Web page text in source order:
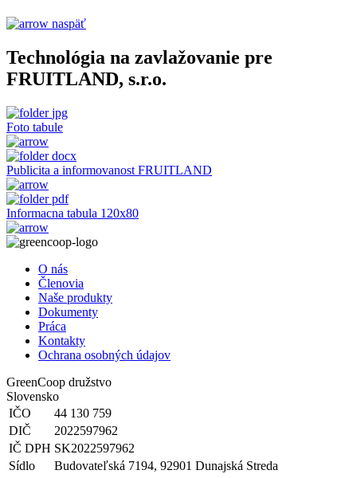
naspäť
Technológia na zavlažovanie pre
FRUITLAND, s.r.o.
jpg
Foto tabule
docx
Publicita a informovanost FRUITLAND
pdf
Informacna tabula 120x80
O nás
Členovia
Naše produkty
Dokumenty
Práca
Kontakty
Ochrana osobných údajov
GreenCoop družstvo
Slovensko
IČO
44 130 759
DIČ
2022597962
IČ DPH SK2022597962
Sídlo
Budovateľská 7194, 92901 Dunajská Streda